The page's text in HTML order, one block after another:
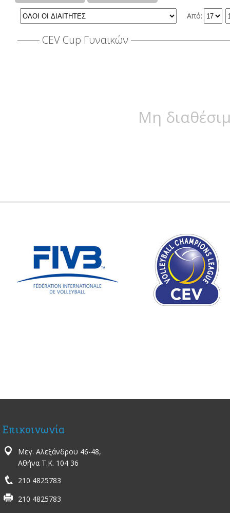
Από:
CEV Cup Γυναικών
Μη
Επικοινωνία
Μεγ. Αλεξάνδρου 46-48,
Αθήνα Τ.Κ. 104 36
210 4825783
210 4825783